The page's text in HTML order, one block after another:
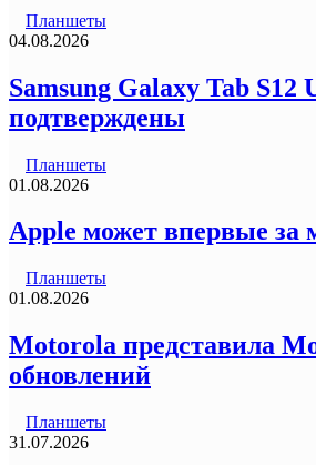
Планшеты
04.08.2026
Samsung Galaxy Tab
подтверждены
Планшеты
01.08.2026
Apple может впервые за
Планшеты
01.08.2026
Motorola представила
обновлений
Планшеты
31.07.2026